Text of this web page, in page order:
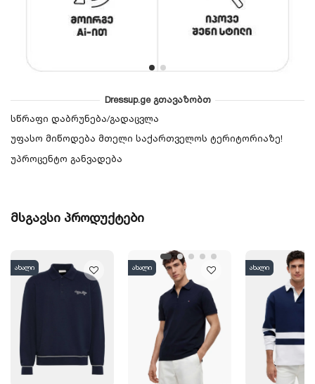
Dressup.ge გთავაზობთ
სწრაფი დაბრუნება/გადაცვლა
უფასო მიწოდება მთელი საქართველოს ტერიტორიაზე!
უპროცენტო განვადება
მსგავსი პროდუქტები
ახალი ახალი ახალი